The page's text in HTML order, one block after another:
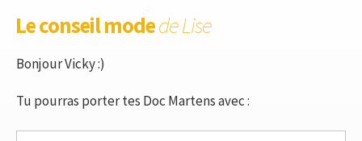
Le conseil modede Lise
Bonjour Vicky :)
Tu pourras porter tes Doc Martens avec :